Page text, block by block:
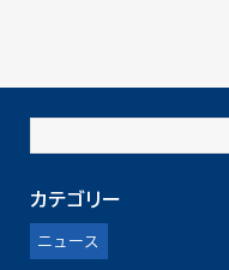
カテゴリー
ニュース